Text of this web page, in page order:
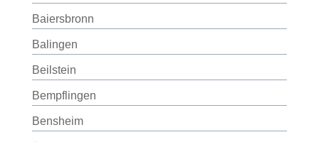
Baiersbronn
Balingen
Beilstein
Bempflingen
Bensheim